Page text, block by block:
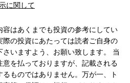
に関して
はあくまでも投資の参考にしてい
の投資にあたっては読者ご自身の
いますよう、お願い致します。 当
を払っておりますが、記載される
ものではありません。万が一、ト